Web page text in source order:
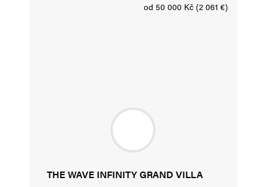
od 50 000 Kč (2 061 €)
THE WAVE INFINITY GRAND VILLA